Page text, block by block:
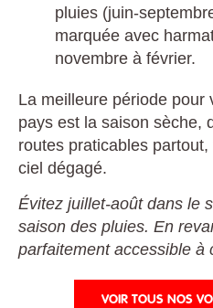
pluies (juin-
marquée avec
novembre à février.
La meilleure période pour
pays est la saison sèche,
routes praticables
ciel dégagé.
Évitez juillet-août dans le
saison des pluies. En
parfaitement accessible à
VOIR TOUS NOS